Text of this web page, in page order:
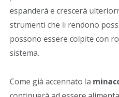
espanderà e crescerà
strumenti che li rendono
possono essere colpite con
sistema.
Come già accennato la